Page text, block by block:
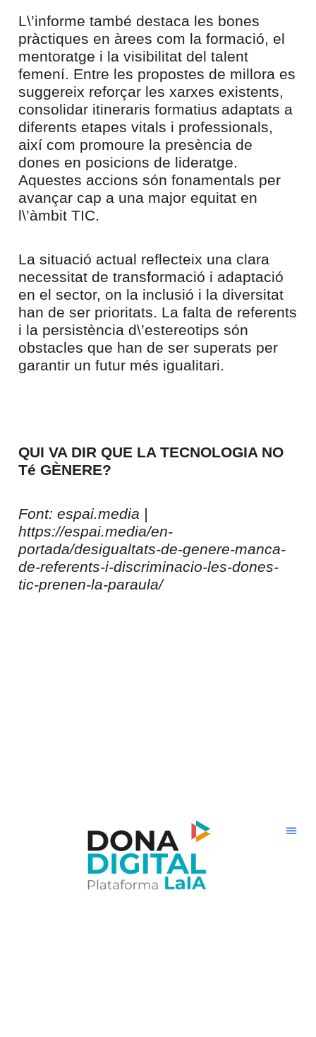
L\’informe també destaca les bones
pràctiques en àrees com la formació, el
mentoratge i la visibilitat del talent
femení. Entre les propostes de millora es
suggereix reforçar les xarxes existents,
consolidar itineraris formatius adaptats a
diferents etapes vitals i professionals,
així com promoure la presència de
dones en posicions de lideratge.
Aquestes accions són fonamentals per
avançar cap a una major equitat en
l\’àmbit TIC.
La situació actual reflecteix una clara
necessitat de transformació i adaptació
en el sector, on la inclusió i la diversitat
han de ser prioritats. La falta de referents
i la persistència d\’estereotips són
obstacles que han de ser superats per
garantir un futur més igualitari.
QUI VA DIR QUE LA TECNOLOGIA NO
Té GÈNERE?
Font: espai.media |
https://espai.media/en-
portada/desigualtats-de-genere-manca-
de-referents-i-discriminacio-les-dones-
tic-prenen-la-paraula/